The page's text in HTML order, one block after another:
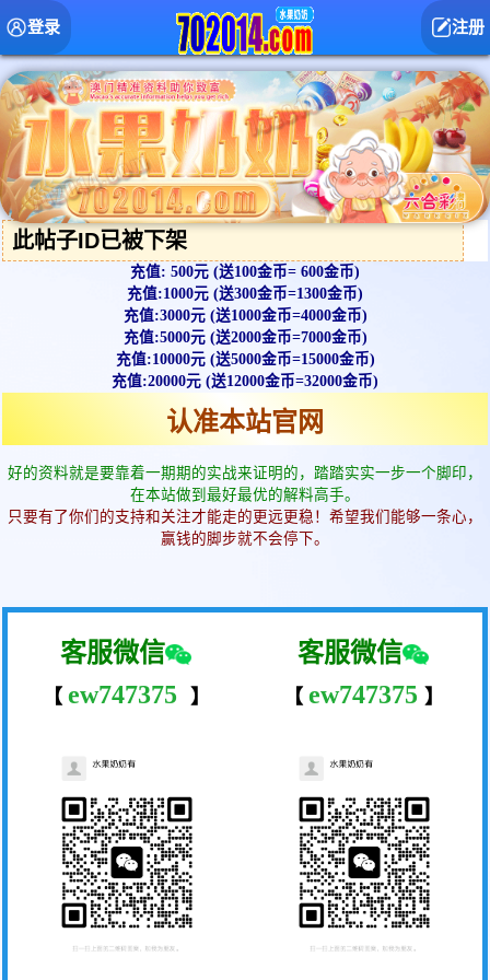
注册
登录
此帖子ID已被下架
充值: 500元 (送100金币= 600金币)
充值:1000元 (送300金币=1300金币)
充值:3000元 (送1000金币=4000金币)
充值:5000元 (送2000金币=7000金币)
充值:10000元 (送5000金币=15000金币)
充值:20000元 (送12000金币=32000金币)
认准本站官网
好的资料就是要靠着一期期的实战来证明的，踏踏实实一步一个脚印，
在本站做到最好最优的解料高手。
只要有了你们的支持和关注才能走的更远更稳！希望我们能够一条心，
赢钱的脚步就不会停下。
客服微信
【 ew747375 】
客服微信
【 ew747375 】